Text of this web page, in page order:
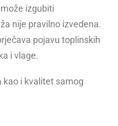
izgubiti
nije pravilno izvedena.
pojavu toplinskih
i vlage.
kao i kvalitet samog